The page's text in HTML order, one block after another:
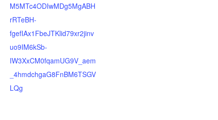
M5MTc4ODIwMDg5MgABH
rRTeBH-
fgefIAx1FbeJTKlid79xr2jinv
uo9IM6kSb-
IW3XxCM0fqamUG9V_aem
_4hmdchgaG8FnBM6TSGV
LQg